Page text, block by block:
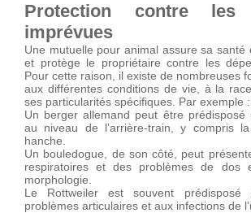
Protection contre les
imprévues
Une mutuelle pour animal assure sa santé
et protège le propriétaire contre les
Pour cette raison, il existe de nombreuses
aux différentes conditions de vie, à la
ses particularités spécifiques. Par exemple :
Un berger allemand peut être prédisposé
au niveau de l’arrière-train, y compris
hanche.
Un bouledogue, de son côté, peut
respiratoires et des problèmes de dos
morphologie.
Le Rottweiler est souvent
problèmes articulaires et aux infections de